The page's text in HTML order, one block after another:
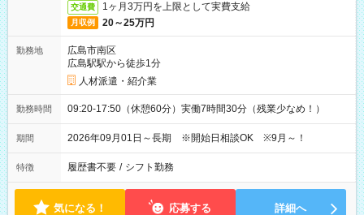
交通費 1ヶ月3万円を上限として実費支給
月収例 20～25万円
勤務地
広島市南区
広島駅駅から徒歩1分
人材派遣・紹介業
勤務時間 09:20-17:50（休憩60分）実働7時間30分（残業少なめ！）
期間 2026年09月01日～長期 ※開始日相談OK ※9月～！
特徴 履歴書不要 / シフト勤務
気になる！ 応募する 詳細へ